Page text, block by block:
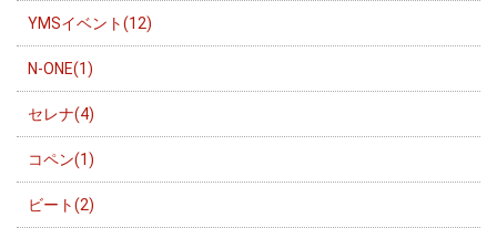
YMSイベント(12)
N-ONE(1)
セレナ(4)
コペン(1)
ビート(2)